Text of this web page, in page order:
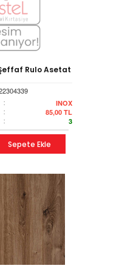
Rulo Asetat
: INOX
: 85,00 TL
: 3
Sepete Ekle